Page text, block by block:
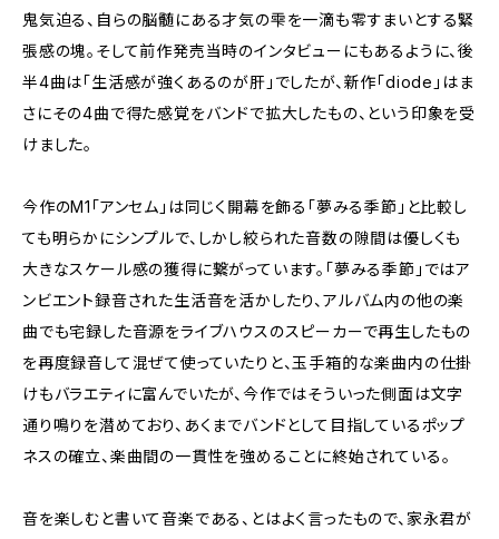
鬼気迫る、自らの脳髄にある才気の雫を一滴も零すまいとする緊
張感の塊。そして前作発売当時のインタビューにもあるように、後
半4曲は「生活感が強くあるのが肝」でしたが、新作「diode」はま
さにその4曲で得た感覚をバンドで拡大したもの、という印象を受
けました。
今作のM1「アンセム」は同じく開幕を飾る「夢みる季節」と比較し
ても明らかにシンプルで、しかし絞られた音数の隙間は優しくも
大きなスケール感の獲得に繋がっています。「夢みる季節」ではア
ンビエント録音された生活音を活かしたり、アルバム内の他の楽
曲でも宅録した音源をライブハウスのスピーカーで再生したもの
を再度録音して混ぜて使っていたりと、玉手箱的な楽曲内の仕掛
けもバラエティに富んでいたが、今作ではそういった側面は文字
通り鳴りを潜めており、あくまでバンドとして目指しているポップ
ネスの確立、楽曲間の一貫性を強めることに終始されている。
音を楽しむと書いて音楽である、とはよく言ったもので、家永君が